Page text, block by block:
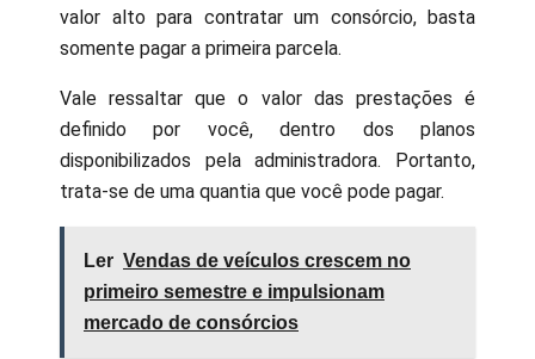
valor alto para contratar um consórcio, basta
somente pagar a primeira parcela.
Vale ressaltar que o valor das prestações é
definido por você, dentro dos planos
disponibilizados pela administradora. Portanto,
trata-se de uma quantia que você pode pagar.
Ler Vendas de veículos crescem no
primeiro semestre e impulsionam
mercado de consórcios